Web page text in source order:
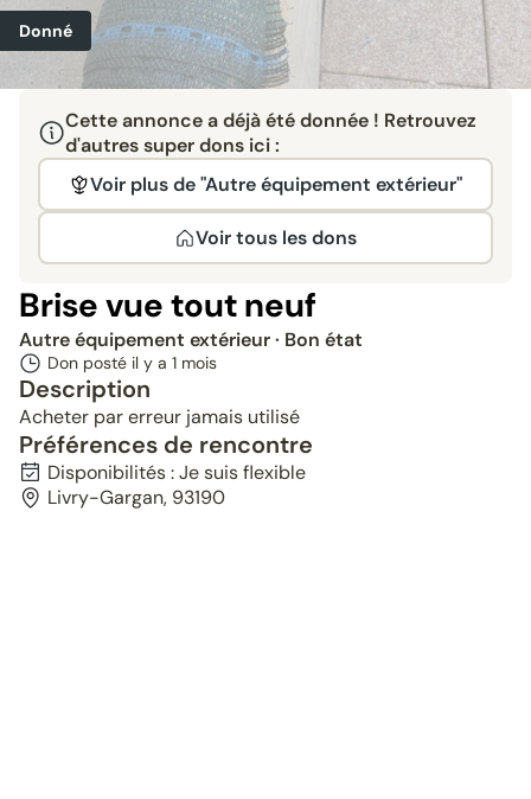
Donné
Cette annonce a déjà été donnée ! Retrouvez
d'autres super dons ici :
Voir plus de "Autre équipement extérieur"
Voir tous les dons
Brise vue tout neuf
Autre équipement extérieur· Bon état
Don posté il y a 1 mois
Description
Acheter par erreur jamais utilisé
Préférences de rencontre
Disponibilités : Je suis flexible
Livry-Gargan, 93190